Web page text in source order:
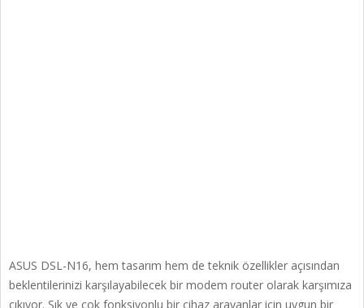
ASUS DSL-N16, hem tasarım hem de teknik özellikler açısından
beklentilerinizi karşılayabilecek bir modem router olarak karşımıza
çıkıyor. Şık ve çok fonksiyonlu bir cihaz arayanlar için uygun bir